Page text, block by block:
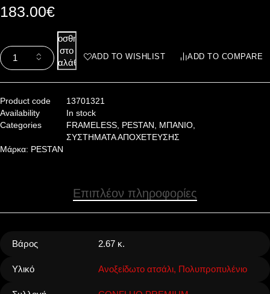
183.00€
Προσθήκη
στο
καλάθι
ADD TO WISHLIST ADD TO COMPARE
Product code
13701321
Availability
In stock
Categories
FRAMELESS, PESTAN, ΜΠΑΝΙΟ,
ΣΥΣΤΗΜΑΤΑ ΑΠΟΧΕΤΕΥΣΗΣ
Μάρκα: PESTAN
Επιπλέον πληροφορίες
Βάρος 2.67 κ.
Υλικό Ανοξείδωτο ατσάλι, Πολυπροπυλένιο